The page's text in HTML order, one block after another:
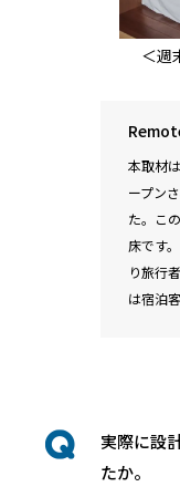
＜週
本取材
ープン
た。こ
床です
り旅行
は宿泊
実際に設
たか。